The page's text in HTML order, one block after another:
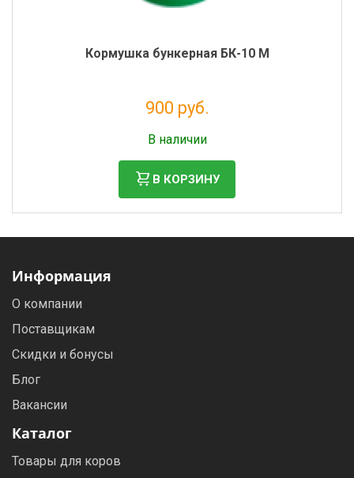
Кормушка бункерная БК-10 М
900 руб.
В наличии
В КОРЗИНУ
Информация
О компании
Поставщикам
Скидки и бонусы
Блог
Вакансии
Каталог
Товары для коров